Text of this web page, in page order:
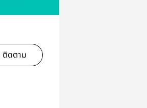
ติดตาม